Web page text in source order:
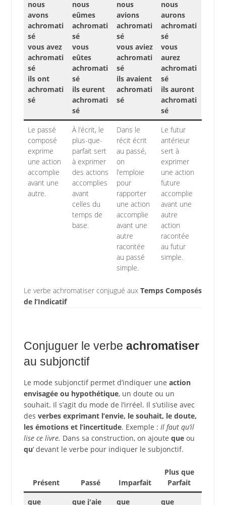
nous
avons
achromati
sé
vous avez
achromati
sé
ils ont
achromati
sé
nous
eûmes
achromati
sé
vous
eûtes
achromati
sé
ils eurent
achromati
sé
nous
avions
achromati
sé
vous aviez
achromati
sé
ils avaient
achromati
sé
nous
aurons
achromati
sé
vous
aurez
achromati
sé
ils auront
achromati
sé
Le passé
composé
exprime
une action
accomplie
avant une
autre.
À l’écrit, le
plus-que-
parfait sert
à exprimer
des actions
accomplies
avant
celles du
temps de
base.
Dans le
récit écrit
au passé,
on
l’emploie
pour
rapporter
une action
accomplie
avant une
autre
racontée
au passé
simple.
Le futur
antérieur
sert à
exprimer
une action
future
accomplie
avant une
autre
action
racontée
au futur
simple.
Le verbe achromatiser conjugué aux Temps Composés
de l’Indicatif
Conjuguer le verbe achromatiser
au subjonctif
Le mode subjonctif permet d’indiquer une action
envisagée ou hypothétique, un doute ou un
souhait. Il s’agit du mode de l’irréel. Il s’utilise avec
des verbes exprimant l’envie, le souhait, le doute,
les émotions et l’incertitude. Exemple : Il faut qu’il
lise ce livre. Dans sa construction, on ajoute queou
qu‘ devant le verbe pour indiquer le subjonctif.
Présent Passé Imparfait
Plus que
Parfait
que
que j'aie
que
que